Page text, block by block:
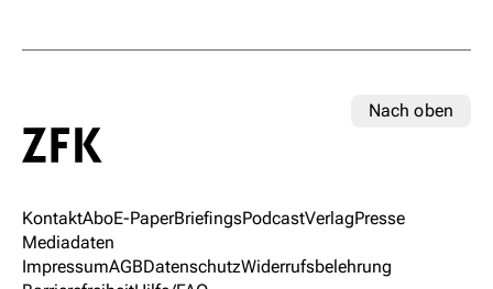
Nach oben
KontaktAboE-PaperBriefingsPodcastVerlagPresse
Mediadaten
ImpressumAGBDatenschutzWiderrufsbelehrung